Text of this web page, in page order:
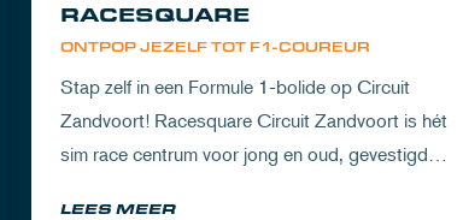
ONTPOP JEZELF TOT F1-COUREUR
RACESQUARE
Stap zelf in een Formule 1-bolide op Circuit
Zandvoort! Racesquare Circuit Zandvoort is hét
sim race centrum voor jong en oud, gevestigd
LEES MEER